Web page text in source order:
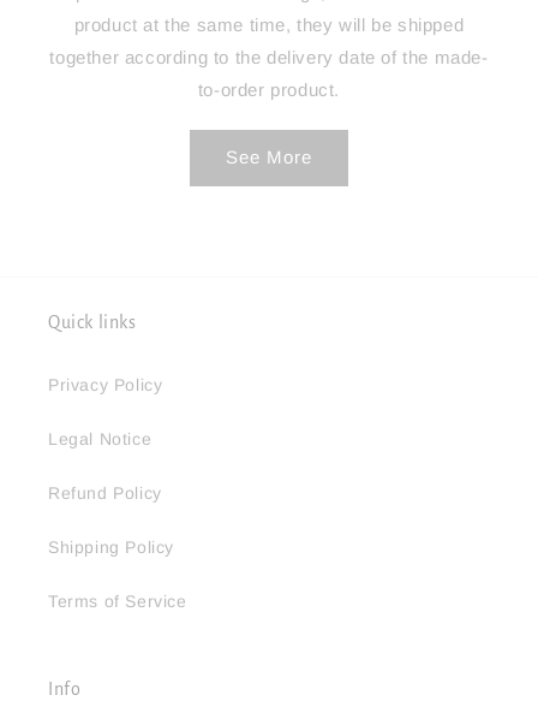
product at the same time, they will be shipped
together according to the delivery date of the made-
to-order product.
See More
Quick links
Privacy Policy
Legal Notice
Refund Policy
Shipping Policy
Terms of Service
Info